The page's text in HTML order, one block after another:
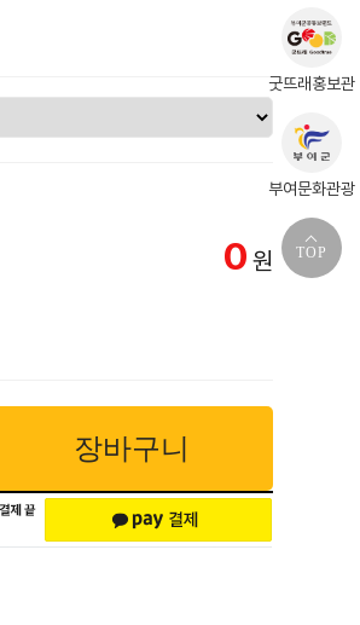
굿뜨래홍보관
부여문화관광
TOP
0 원
장바구니